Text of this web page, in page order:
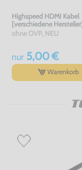
Highspeed HDMI Kabel
[verschiedene
ohne OVP, NEU
nur5,00 €
Warenkorb